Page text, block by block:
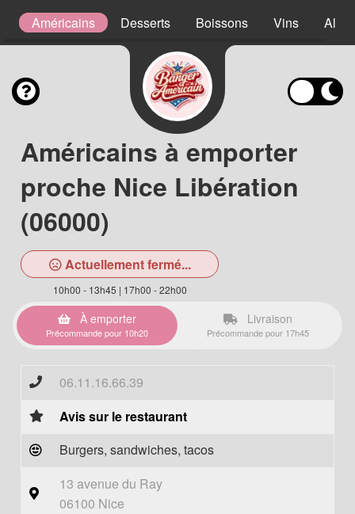
Américains Desserts Boissons Vins
Américains à emporter
proche Nice Libération
(06000)
Actuellement fermé...
10h00 - 13h45 | 17h00 - 22h00
À emporter
Précommande pour 10h20
Livraison
Précommande pour 17h45
06.11.16.66.39
Avis sur le restaurant
Burgers, sandwiches, tacos
13 avenue du Ray
06100 Nice